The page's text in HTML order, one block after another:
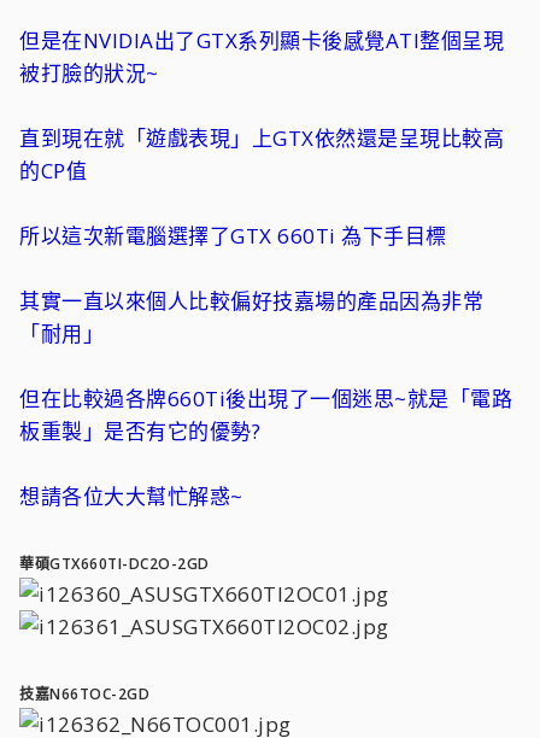
但是在NVIDIA出了GTX系列顯卡後感覺ATI整個呈現
被打臉的狀況~
直到現在就「遊戲表現」上GTX依然還是呈現比較高
的CP值
所以這次新電腦選擇了GTX 660Ti 為下手目標
其實一直以來個人比較偏好技嘉場的產品因為非常
「耐用」
但在比較過各牌660Ti後出現了一個迷思~就是「電路
板重製」是否有它的優勢?
想請各位大大幫忙解惑~
華碩GTX660TI-DC2O-2GD
技嘉N66TOC-2GD